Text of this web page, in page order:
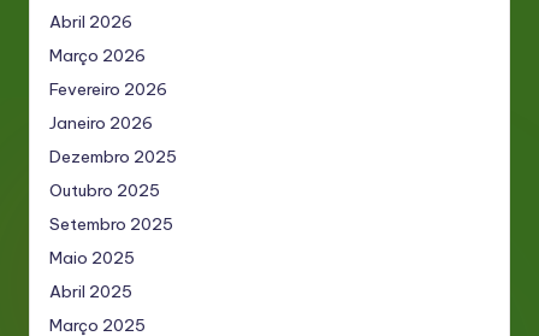
Abril 2026
Março 2026
Fevereiro 2026
Janeiro 2026
Dezembro 2025
Outubro 2025
Setembro 2025
Maio 2025
Abril 2025
Março 2025